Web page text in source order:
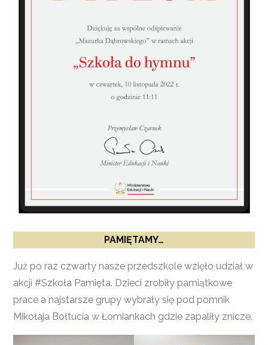
PAMIĘTAMY…
Już po raz czwarty nasze przedszkole wzięło udział w
akcji #Szkoła Pamięta. Dzieci zrobiły pamiątkowe
prace a najstarsze grupy wybrały się pod pomnik
Mikołaja Bołtucia w Łomiankach gdzie zapaliły znicze.